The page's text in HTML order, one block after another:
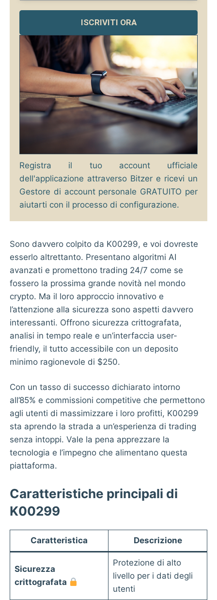
Registra il tuo account ufficiale
dell'applicazione attraverso Bitzer e ricevi un
Gestore di account personale GRATUITO per
aiutarti con il processo di configurazione.
ISCRIVITI ORA
Sono davvero colpito da K00299, e voi dovreste
esserlo altrettanto. Presentano algoritmi AI
avanzati e promettono trading 24/7 come se
fossero la prossima grande novità nel mondo
crypto. Ma il loro approccio innovativo e
l’attenzione alla sicurezza sono aspetti davvero
interessanti. Offrono sicurezza crittografata,
analisi in tempo reale e un’interfaccia user-
friendly, il tutto accessibile con un deposito
minimo ragionevole di $250.
Con un tasso di successo dichiarato intorno
all’85% e commissioni competitive che permettono
agli utenti di massimizzare i loro profitti, K00299
sta aprendo la strada a un’esperienza di trading
senza intoppi. Vale la pena apprezzare la
tecnologia e l’impegno che alimentano questa
piattaforma.
Caratteristiche principali di
K00299
Caratteristica Descrizione
Sicurezza
crittografata
Protezione di alto
livello per i dati degli
utenti